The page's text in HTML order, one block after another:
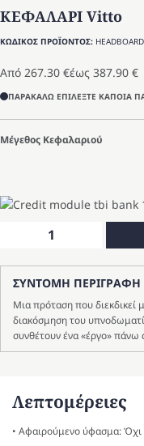
ΚΕΦΑΛΑΡΙ Vitto
ΚΩΔΙΚΟΣ ΠΡΟΪΟΝΤΟΣ:
Από 267.30 €έως 387.90 €
ΠΑΡΑΚΑΛΩ ΕΠΙΛΕΞΤΕ ΚΑΠΟΙΑ
Μέγεθος Κεφαλαριού
ΚΕΦΑΛΑΡΙ
ποσότητα
ΣΥΝΤΟΜΗ ΠΕΡΙΓΡΑΦΗ
Μια πρόταση που
διακόσμηση του
συνθέτουν ένα «έργο» πάνω
Λεπτομέρειες
• Αφαιρούμενο ύφασμα: Όχι